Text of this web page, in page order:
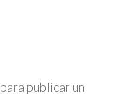
para publicar un